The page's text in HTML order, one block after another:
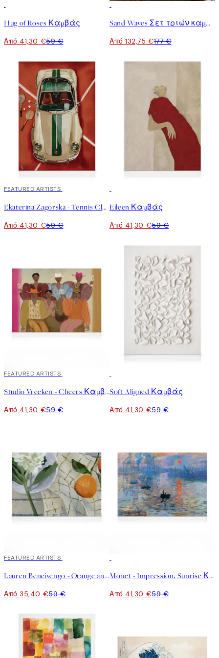
Hug of Roses Καμβάς
Από 41,30 €59 €
Sand Waves Σετ τριών καμβάδων
Από 132,75 €177 €
30%*
FEATURED ARTISTS
Ekaterina Zagorska - Tennis Club Καμβάς
Από 41,30 €59 €
Eileen Καμβάς
Από 41,30 €59 €
30%*
FEATURED ARTISTS
Studio Vreeken - Cheers Καμβάς
Από 41,30 €59 €
Soft Aligned Καμβάς
Από 41,30 €59 €
40%*
FEATURED ARTISTS
Lauren Bencivengo - Orange and Hydrangea Καμβάς
Από 35,40 €59 €
Monet - Impression, Sunrise Καμβάς
Από 41,30 €59 €